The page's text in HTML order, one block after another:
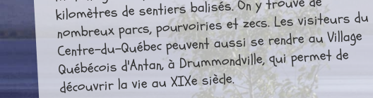
kilomètres de sentiers balisés. On y trouve de
nombreux parcs, pourvoiries et zecs. Les visiteurs du
Centre-du-Québec peuvent aussi se rendre au Village
Québécois d'Antan, à Drummondville, qui permet de
découvrir la vie au XIXe siècle.